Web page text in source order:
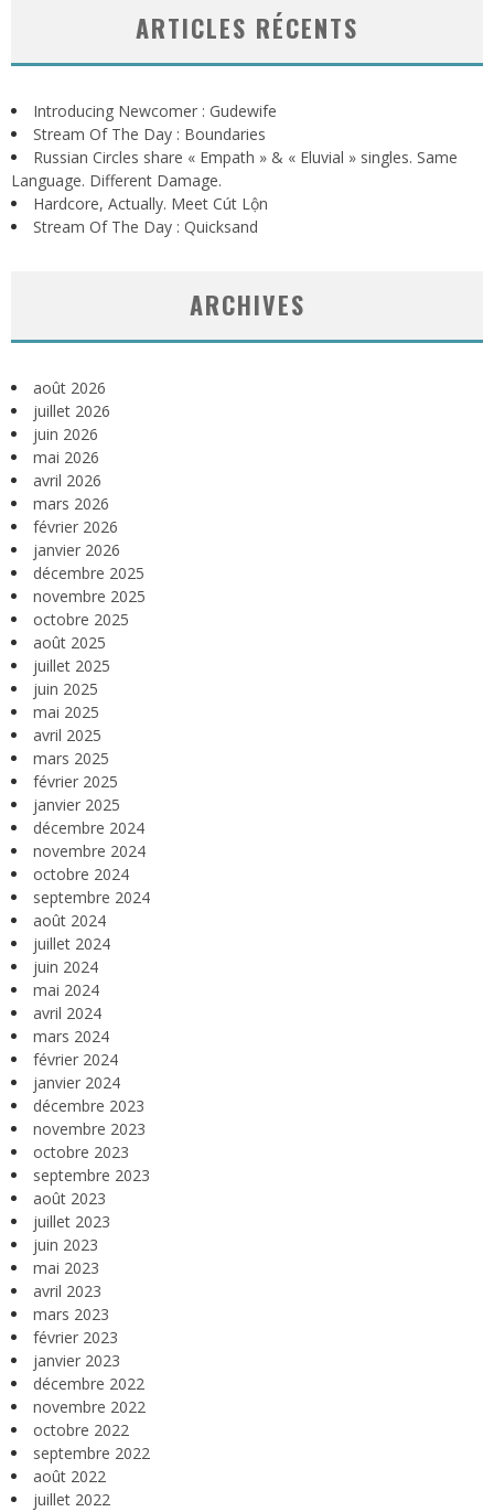
ARTICLES RÉCENTS
Introducing Newcomer : Gudewife
Stream Of The Day : Boundaries
Russian Circles share « Empath » & « Eluvial » singles. Same
Language. Different Damage.
Hardcore, Actually. Meet Cút Lộn
Stream Of The Day : Quicksand
ARCHIVES
août 2026
juillet 2026
juin 2026
mai 2026
avril 2026
mars 2026
février 2026
janvier 2026
décembre 2025
novembre 2025
octobre 2025
août 2025
juillet 2025
juin 2025
mai 2025
avril 2025
mars 2025
février 2025
janvier 2025
décembre 2024
novembre 2024
octobre 2024
septembre 2024
août 2024
juillet 2024
juin 2024
mai 2024
avril 2024
mars 2024
février 2024
janvier 2024
décembre 2023
novembre 2023
octobre 2023
septembre 2023
août 2023
juillet 2023
juin 2023
mai 2023
avril 2023
mars 2023
février 2023
janvier 2023
décembre 2022
novembre 2022
octobre 2022
septembre 2022
août 2022
juillet 2022